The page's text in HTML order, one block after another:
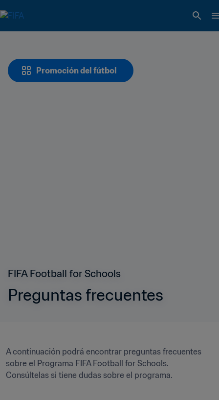
Promoción del fútbol
FIFA Football for Schools
Preguntas frecuentes
A continuación podrá encontrar preguntas frecuentes
sobre el Programa FIFA Football for Schools.
Consúltelas si tiene dudas sobre el programa.